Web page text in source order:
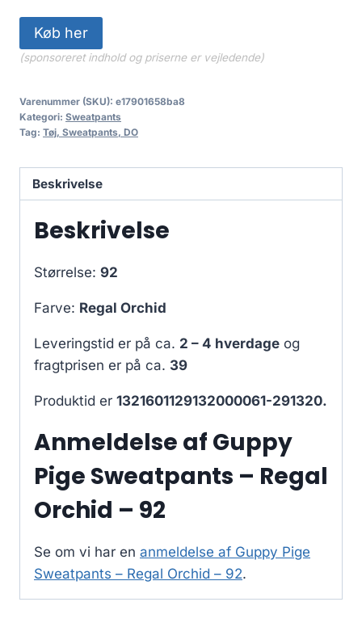
Køb her
(sponsoreret indhold og priserne er vejledende)
Varenummer (SKU): e17901658ba8
Kategori: Sweatpants
Tag: Tøj, Sweatpants, DO
Beskrivelse
Beskrivelse
Størrelse: 92
Farve: Regal Orchid
Leveringstid er på ca. 2 – 4 hverdage og
fragtprisen er på ca. 39
Produktid er 1321601129132000061-291320.
Anmeldelse af Guppy
Pige Sweatpants – Regal
Orchid – 92
Se om vi har en anmeldelse af Guppy Pige
Sweatpants – Regal Orchid – 92.